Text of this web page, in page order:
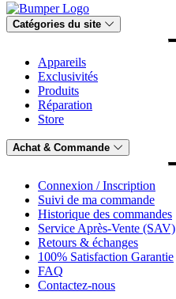
Catégories du site
Appareils
Exclusivités
Produits
Réparation
Store
Achat & Commande
Connexion / Inscription
Suivi de ma commande
Historique des commandes
Service Après-Vente (SAV)
Retours & échanges
100% Satisfaction Garantie
FAQ
Contactez-nous